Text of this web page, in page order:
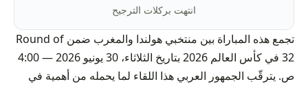
انتهت بركلات الترجيح
تجمع هذه المباراة بين منتخبي هولندا والمغرب ضمن Round of
32 في كأس العالم 2026 بتاريخ الثلاثاء، 30 يونيو 2026 — 4:00
ص. يترقّب الجمهور العربي هذا اللقاء لما يحمله من أهمية في